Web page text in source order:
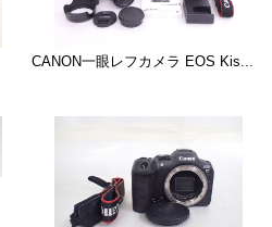
CANON一眼レフカメラ EOS Kis...